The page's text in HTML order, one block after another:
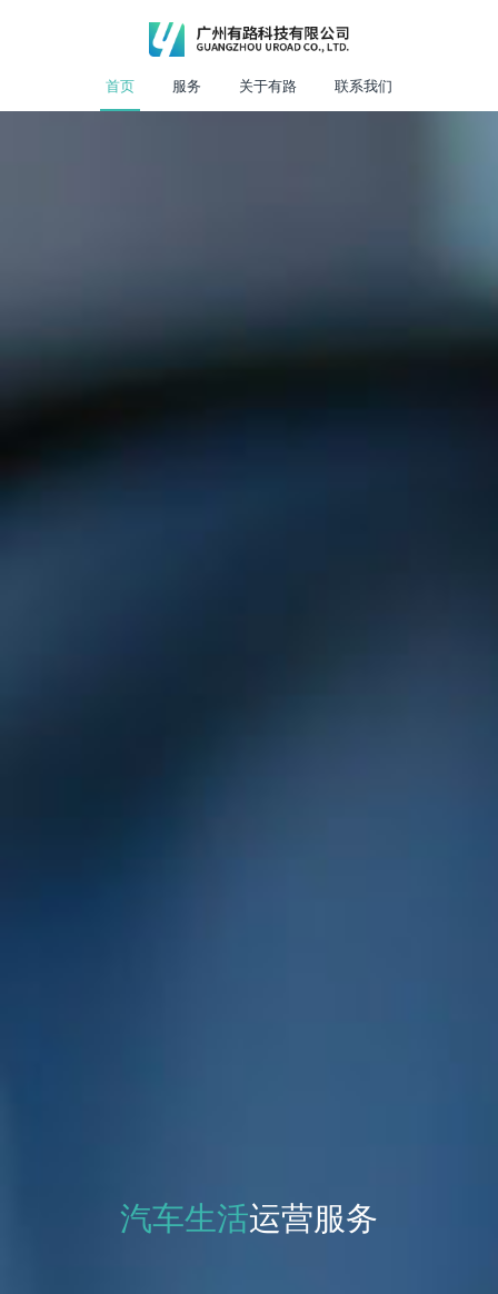
首页 服务 关于有路 联系我们
汽车生活运营服务